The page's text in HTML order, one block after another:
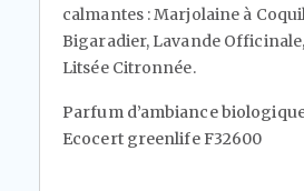
calmantes : Marjolaine à
Bigaradier, Lavande
Litsée Citronnée.
Parfum d’ambiance
Ecocert greenlife F32600